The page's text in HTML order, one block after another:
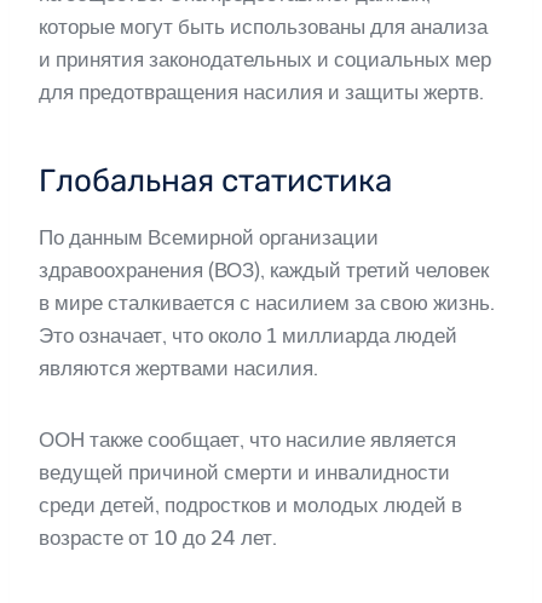
которые могут быть использованы для анализа
и принятия законодательных и социальных мер
для предотвращения насилия и защиты жертв.
Глобальная статистика
По данным Всемирной организации
здравоохранения (ВОЗ), каждый третий человек
в мире сталкивается с насилием за свою жизнь.
Это означает, что около 1 миллиарда людей
являются жертвами насилия.
ООН также сообщает, что насилие является
ведущей причиной смерти и инвалидности
среди детей, подростков и молодых людей в
возрасте от 10 до 24 лет.